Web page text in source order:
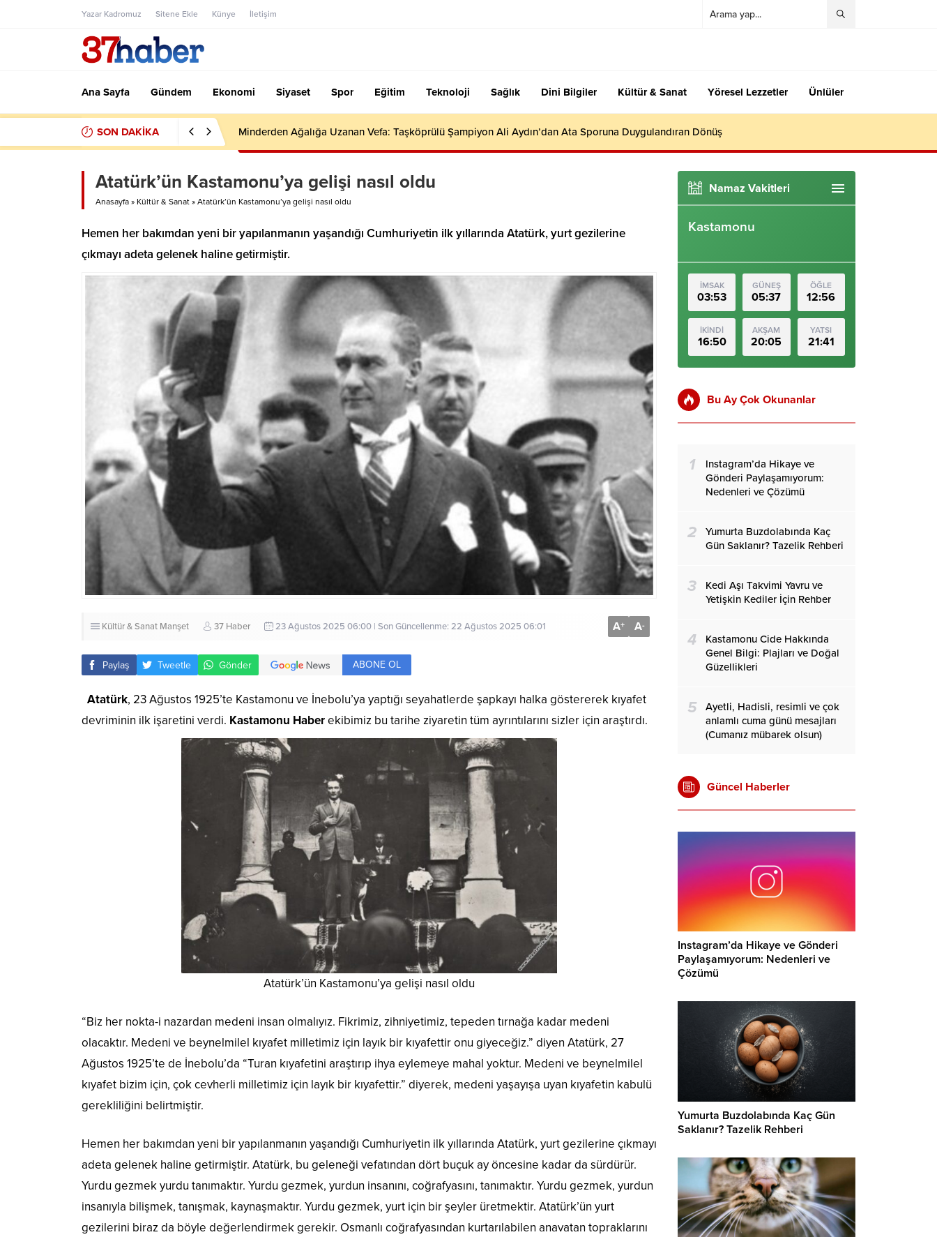
Yazar Kadromuz Sitene Ekle Künye İletişim
Ana Sayfa Gündem Ekonomi Siyaset Spor Eğitim Teknoloji Sağlık Dini Bilgiler Kültür & Sanat Yöresel Lezzetler Ünlüler
SON DAKİKA Minderden Ağalığa Uzanan Vefa: Taşköprülü Şampiyon Ali Aydın’dan Ata Sporuna Duygulandıran Dönüş
Atatürk’ün Kastamonu’ya gelişi nasıl oldu
Anasayfa » Kültür & Sanat » Atatürk’ün Kastamonu’ya gelişi nasıl oldu
Hemen her bakımdan yeni bir yapılanmanın yaşandığı Cumhuriyetin ilk yıllarında Atatürk, yurt gezilerine
çıkmayı adeta gelenek haline getirmiştir.
Kültür & Sanat Manşet 37 Haber 23 Ağustos 2025 06:00 | Son Güncellenme: 22 Ağustos 2025 06:01 A+ A-
Paylaş Tweetle Gönder ABONE OL
Atatürk, 23 Ağustos 1925’te Kastamonu ve İnebolu’ya yaptığı seyahatlerde şapkayı halka göstererek kıyafet
devriminin ilk işaretini verdi. Kastamonu Haberekibimiz bu tarihe ziyaretin tüm ayrıntılarını sizler için araştırdı.
Atatürk’ün Kastamonu’ya gelişi nasıl oldu
“Biz her nokta-i nazardan medeni insan olmalıyız. Fikrimiz, zihniyetimiz, tepeden tırnağa kadar medeni
olacaktır. Medeni ve beynelmilel kıyafet milletimiz için layık bir kıyafettir onu giyeceğiz.” diyen Atatürk, 27
Ağustos 1925’te de İnebolu’da “Turan kıyafetini araştırıp ihya eylemeye mahal yoktur. Medeni ve beynelmilel
kıyafet bizim için, çok cevherli milletimiz için layık bir kıyafettir.” diyerek, medeni yaşayışa uyan kıyafetin kabulü
gerekliliğini belirtmiştir.
Hemen her bakımdan yeni bir yapılanmanın yaşandığı Cumhuriyetin ilk yıllarında Atatürk, yurt gezilerine çıkmayı
adeta gelenek haline getirmiştir. Atatürk, bu geleneği vefatından dört buçuk ay öncesine kadar da sürdürür.
Yurdu gezmek yurdu tanımaktır. Yurdu gezmek, yurdun insanını, coğrafyasını, tanımaktır. Yurdu gezmek, yurdun
insanıyla bilişmek, tanışmak, kaynaşmaktır. Yurdu gezmek, yurt için bir şeyler üretmektir. Atatürk’ün yurt
gezilerini biraz da böyle değerlendirmek gerekir. Osmanlı coğrafyasından kurtarılabilen anavatan topraklarını
Namaz Vakitleri
Kastamonu
İMSAK
03:53
GÜNEŞ
05:37
ÖĞLE
12:56
İKİNDİ
16:50
AKŞAM
20:05
YATSI
21:41
Bu Ay Çok Okunanlar
1
Instagram’da Hikaye ve
Gönderi Paylaşamıyorum:
Nedenleri ve Çözümü
2
Yumurta Buzdolabında Kaç
Gün Saklanır? Tazelik Rehberi
3
Kedi Aşı Takvimi Yavru ve
Yetişkin Kediler İçin Rehber
4
Kastamonu Cide Hakkında
Genel Bilgi: Plajları ve Doğal
Güzellikleri
5
Ayetli, Hadisli, resimli ve çok
anlamlı cuma günü mesajları
(Cumanız mübarek olsun)
Güncel Haberler
Instagram’da Hikaye ve Gönderi
Paylaşamıyorum: Nedenleri ve
Çözümü
Yumurta Buzdolabında Kaç Gün
Saklanır? Tazelik Rehberi